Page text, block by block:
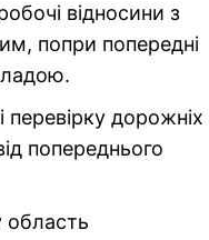
відносини з
попри попередні
перевірку дорожніх
попереднього
область